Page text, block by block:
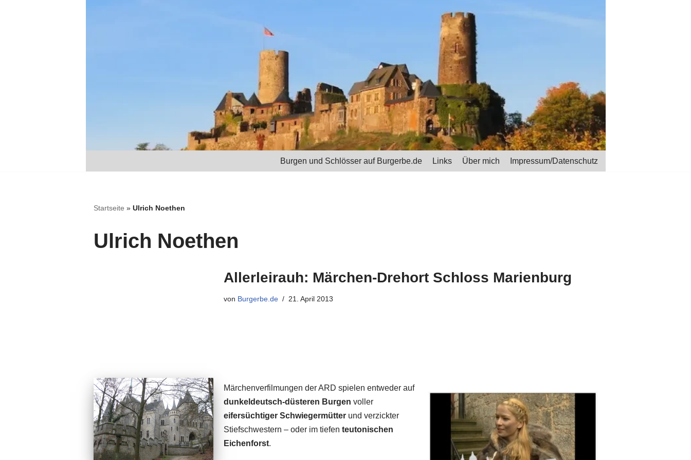
Burgen und Schlösser auf Burgerbe.de Links Über mich Impressum/Datenschutz
Startseite » Ulrich Noethen
Ulrich Noethen
Allerleirauh: Märchen-Drehort Schloss Marienburg
von Burgerbe.de 21. April 2013
Märchenverfilmungen der ARD spielen entweder auf
dunkeldeutsch-düsteren Burgen voller
eifersüchtiger Schwiegermütterund verzickter
Stiefschwestern – oder im tiefen teutonischen
Eichenforst.